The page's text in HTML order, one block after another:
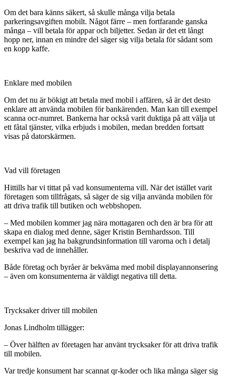
Om det bara känns säkert, så skulle många vilja betala
parkeringsavgiften mobilt. Något färre – men fortfarande ganska
många – vill betala för appar och biljetter. Sedan är det ett långt
hopp ner, innan en mindre del säger sig vilja betala för sådant som
en kopp kaffe.
Enklare med mobilen
Om det nu är bökigt att betala med mobil i affären, så är det desto
enklare att använda mobilen för bankärenden. Man kan till exempel
scanna ocr-numret. Bankerna har också varit duktiga på att välja ut
ett fåtal tjänster, vilka erbjuds i mobilen, medan bredden fortsatt
visas på datorskärmen.
Vad vill företagen
Hittills har vi tittat på vad konsumenterna vill. När det istället varit
företagen som tillfrågats, så säger de sig vilja använda mobilen för
att driva trafik till butiken och webbshopen.
– Med mobilen kommer jag nära mottagaren och den är bra för att
skapa en dialog med denne, säger Kristin Bernhardsson. Till
exempel kan jag ha bakgrundsinformation till varorna och i detalj
beskriva vad de innehåller.
Både företag och byråer är bekväma med mobil displayannonsering
– även om konsumenterna är väldigt negativa till detta.
Trycksaker driver till mobilen
Jonas Lindholm tillägger:
– Över hälften av företagen har använt trycksaker för att driva trafik
till mobilen.
Var tredje konsument har scannat qr-koder och lika många säger sig